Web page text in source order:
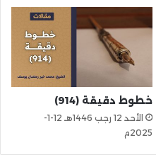
خطوط دقيقة (914)
الأحد 12 رجب 1446هـ 12-1-
2025م